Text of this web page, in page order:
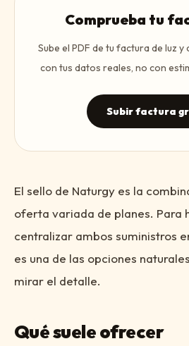
Comprueba tu
Sube el PDF de tu factura de luz
con tus datos reales, no con
Subir factura
El sello de Naturgy es la
oferta variada de planes. Para
centralizar ambos suministros
es una de las opciones
mirar el detalle.
Qué suele ofrecer